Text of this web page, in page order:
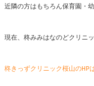
近隣の方はもちろん保育園・
現在、柊みみはなのどクリニ
柊きっずクリニック桜山のHP